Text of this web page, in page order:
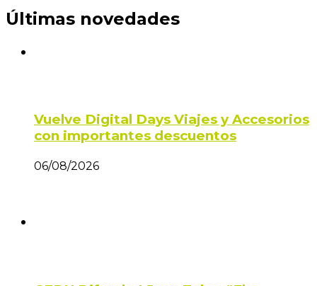
Últimas novedades
Vuelve Digital Days Viajes y Accesorios
con importantes descuentos
06/08/2026